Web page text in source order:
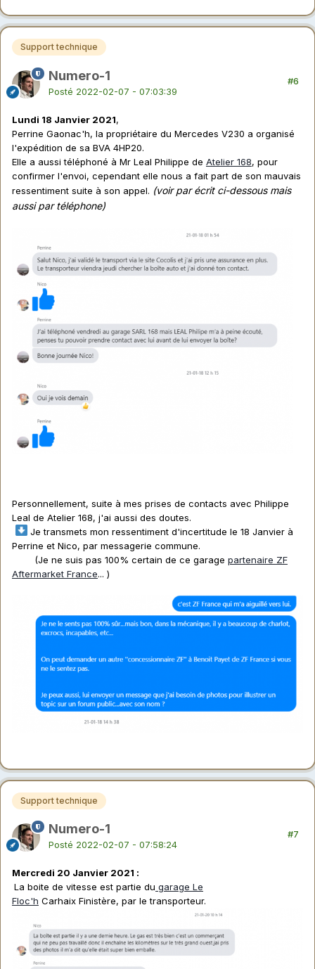
Support technique
Numero-1
Posté 2022-02-07 - 07:03:39
#6
Lundi 18 Janvier 2021,
Perrine Gaonac'h, la propriétaire du Mercedes V230 a organisé
l'expédition de sa BVA 4HP20.
Elle a aussi téléphoné à Mr Leal Philippe de Atelier 168, pour
confirmer l'envoi, cependant elle nous a fait part de son mauvais
ressentiment suite à son appel. (voir par écrit ci-dessous mais
aussi par téléphone)
Personnellement, suite à mes prises de contacts avec Philippe
Leal de Atelier 168, j'ai aussi des doutes.
Je transmets mon ressentiment d'incertitude le 18 Janvier à
Perrine et Nico, par messagerie commune.
(Je ne suis pas 100% certain de ce garage partenaire ZF
Aftermarket France... )
Support technique
Numero-1
Posté 2022-02-07 - 07:58:24
#7
Mercredi 20 Janvier 2021 :
La boite de vitesse est partie du garage Le
Floc'h Carhaix Finistère, par le transporteur.